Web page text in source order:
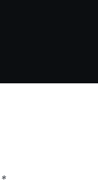
*